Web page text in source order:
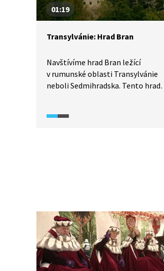
01:19
Transylvánie: Hrad Bran
Navštívíme hrad Bran ležící
v rumunské oblasti Transylvánie
neboli Sedmihradska. Tento hrad
který měl údajně na tomto hradě